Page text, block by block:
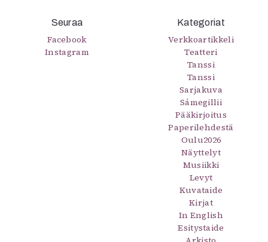
Seuraa
Facebook
Instagram
Kategoriat
Verkkoartikkeli
Teatteri
Tanssi
Tanssi
Sarjakuva
Sámegillii
Pääkirjoitus
Paperilehdestä
Oulu2026
Näyttelyt
Musiikki
Levyt
Kuvataide
Kirjat
In English
Esitystaide